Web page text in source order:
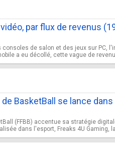
par flux de revenus
de salon et des jeux sur PC,
a eu décollé, cette vague de
BasketBall se lance
(FFBB) accentue sa stratégie
dans l'esport, Freaks 4U Gaming,